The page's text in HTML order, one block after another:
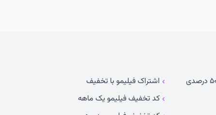
اشتراک فیلیمو با تخفیف
کد تخفیف فیلیمو یک ماهه